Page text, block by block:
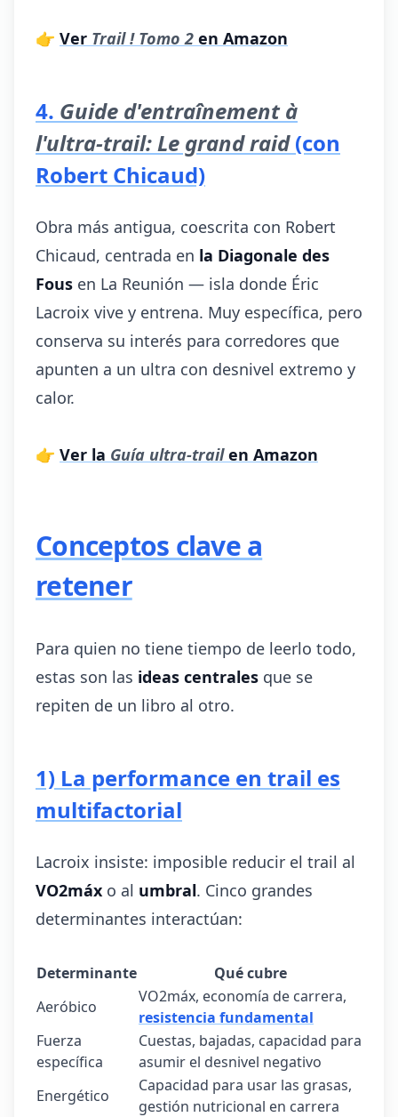
👉 Ver Trail ! Tomo 2 en Amazon
4. Guide d'entraînement à
l'ultra-trail: Le grand raid(con
Robert Chicaud)
Obra más antigua, coescrita con Robert
Chicaud, centrada en la Diagonale des
Fous en La Reunión — isla donde Éric
Lacroix vive y entrena. Muy específica, pero
conserva su interés para corredores que
apunten a un ultra con desnivel extremo y
calor.
👉 Ver la Guía ultra-trailen Amazon
Conceptos clave a
retener
Para quien no tiene tiempo de leerlo todo,
estas son las ideas centrales que se
repiten de un libro al otro.
1) La performance en trail es
multifactorial
Lacroix insiste: imposible reducir el trail al
VO2máx o al umbral. Cinco grandes
determinantes interactúan:
Determinante
Qué cubre
Aeróbico
VO2máx, economía de carrera,
resistencia fundamental
Fuerza
específica
Cuestas, bajadas, capacidad para
asumir el desnivel negativo
Energético
Capacidad para usar las grasas,
gestión nutricional en carrera